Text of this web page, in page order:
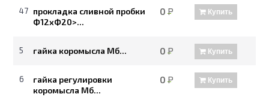
47 прокладка сливной пробки
Ф12хФ20>...
0Р Купить
5 гайка коромысла Мб... 0Р Купить
6
гайка регулировки
коромысла Мб...
0Р Купить